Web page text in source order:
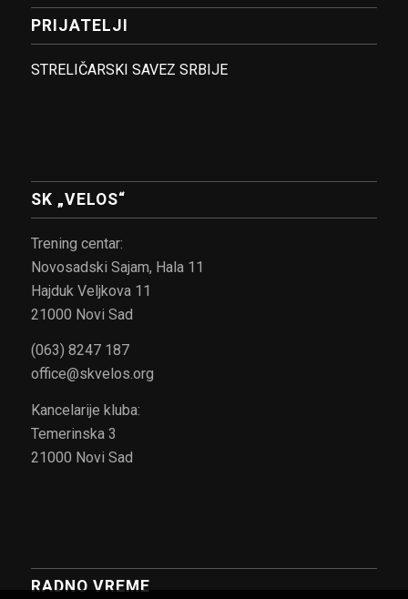
PRIJATELJI
STRELIČARSKI SAVEZ SRBIJE
SK „VELOS“
Trening centar:
Novosadski Sajam, Hala 11
Hajduk Veljkova 11
21000 Novi Sad
(063) 8247 187
office@skvelos.org
Kancelarije kluba:
Temerinska 3
21000 Novi Sad
RADNO VREME